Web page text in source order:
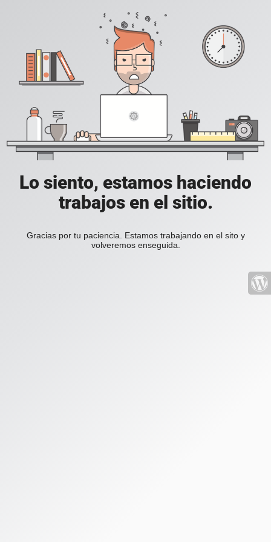
Lo siento, estamos haciendo
trabajos en el sitio.
Gracias por tu paciencia. Estamos trabajando en el sito y
volveremos enseguida.